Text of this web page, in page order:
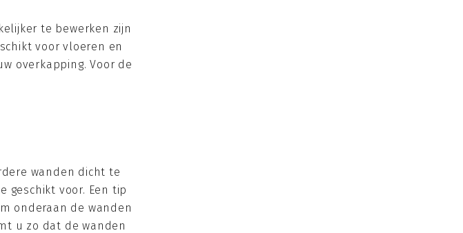
te bewerken zijn
voor vloeren en
overkapping. Voor de
wanden dicht te
geschikt voor. Een tip
onderaan de wanden
u zo dat de wanden